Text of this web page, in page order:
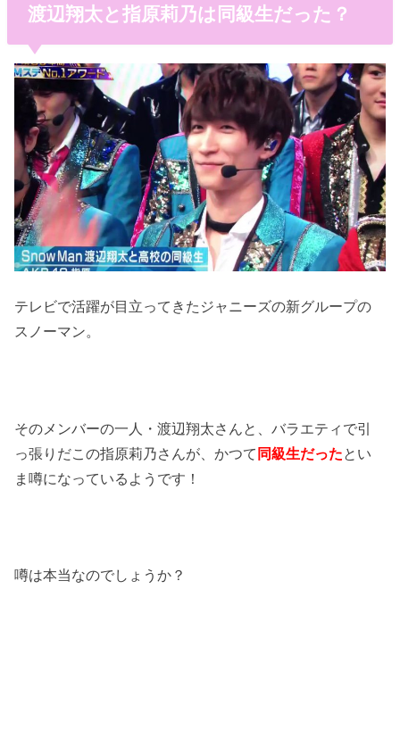
渡辺翔太と指原莉乃は同級生だった？
テレビで活躍が目立ってきたジャニーズの新グループの
スノーマン。
そのメンバーの一人・渡辺翔太さんと、バラエティで引
っ張りだこの指原莉乃さんが、かつて 同級生だったとい
ま噂になっているようです！
噂は本当なのでしょうか？